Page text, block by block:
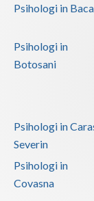
Psihologi in
Psihologi in
Botosani
Psihologi in
Severin
Psihologi in
Covasna